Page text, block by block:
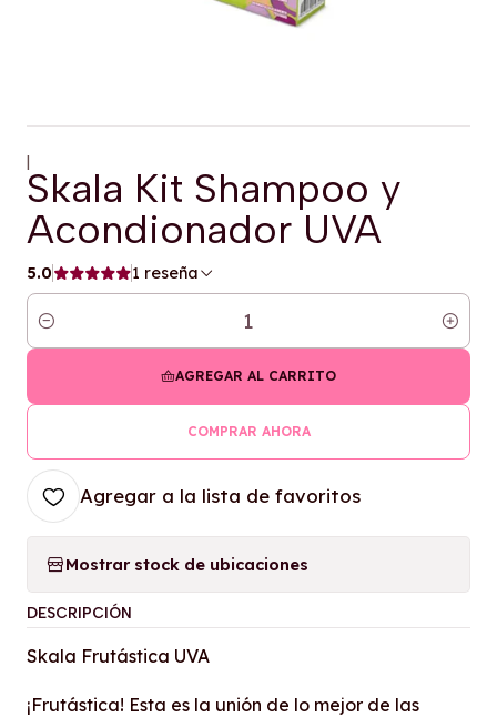
|
Skala Kit Shampoo y
Acondionador UVA
5.0 1 reseña
Cantidad
AGREGAR AL CARRITO
COMPRAR AHORA
Agregar a la lista de favoritos
Mostrar stock de ubicaciones
DESCRIPCIÓN
Skala Frutástica UVA
¡Frutástica! Esta es la unión de lo mejor de las